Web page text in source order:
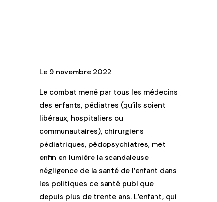
Le 9 novembre 2022
Le combat mené par tous les médecins
des enfants, pédiatres (qu’ils soient
libéraux, hospitaliers ou
communautaires), chirurgiens
pédiatriques, pédopsychiatres, met
enfin en lumière la scandaleuse
négligence de la santé de l’enfant dans
les politiques de santé publique
depuis plus de trente ans. L’enfant, qui